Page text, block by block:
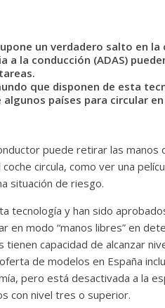
un verdadero salto en
a la conducción (ADAS)
que disponen de esta
países para circular en
puede retirar las
circula, como ver una
situación de riesgo.
tecnología y han sido
en modo “manos libres” en
capacidad de alcanzar
de modelos en España
pero está desactivada a la
con nivel tres o superior.